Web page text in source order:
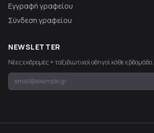
Εγγραφή γραφείου
Σύνδεση γραφείου
NEWSLETTER
Νέες εκδρομές + ταξιδιωτικοί οδηγοί κάθε εβδομάδα.